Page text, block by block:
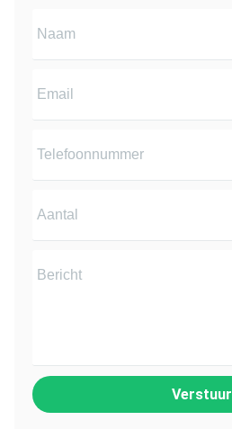
Verstuur